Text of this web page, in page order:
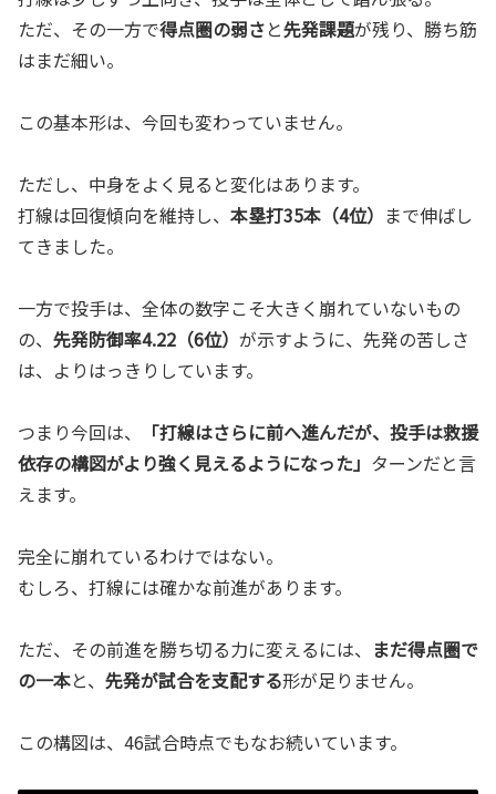
ただ、その一方で得点圏の弱さと先発課題が残り、勝ち筋
はまだ細い。
この基本形は、今回も変わっていません。
ただし、中身をよく見ると変化はあります。
打線は回復傾向を維持し、 本塁打35本（4位） まで伸ばし
てきました。
一方で投手は、全体の数字こそ大きく崩れていないもの
の、 先発防御率4.22（6位） が示すように、先発の苦しさ
は、よりはっきりしています。
つまり今回は、
「打線はさらに前へ進んだが、投手は救援
依存の構図がより強く見えるようになった」 ターンだと言
えます。
完全に崩れているわけではない。
むしろ、打線には確かな前進があります。
ただ、その前進を勝ち切る力に変えるには、 まだ得点圏で
の一本と、 先発が試合を支配する形が足りません。
この構図は、46試合時点でもなお続いています。